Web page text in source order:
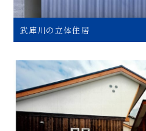
武庫川の立体住居